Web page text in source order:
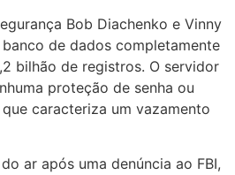
Bob Diachenko e Vinny
de dados completamente
bilhão de registros. O servidor
proteção de senha ou
caracteriza um vazamento
ar após uma denúncia ao FBI,